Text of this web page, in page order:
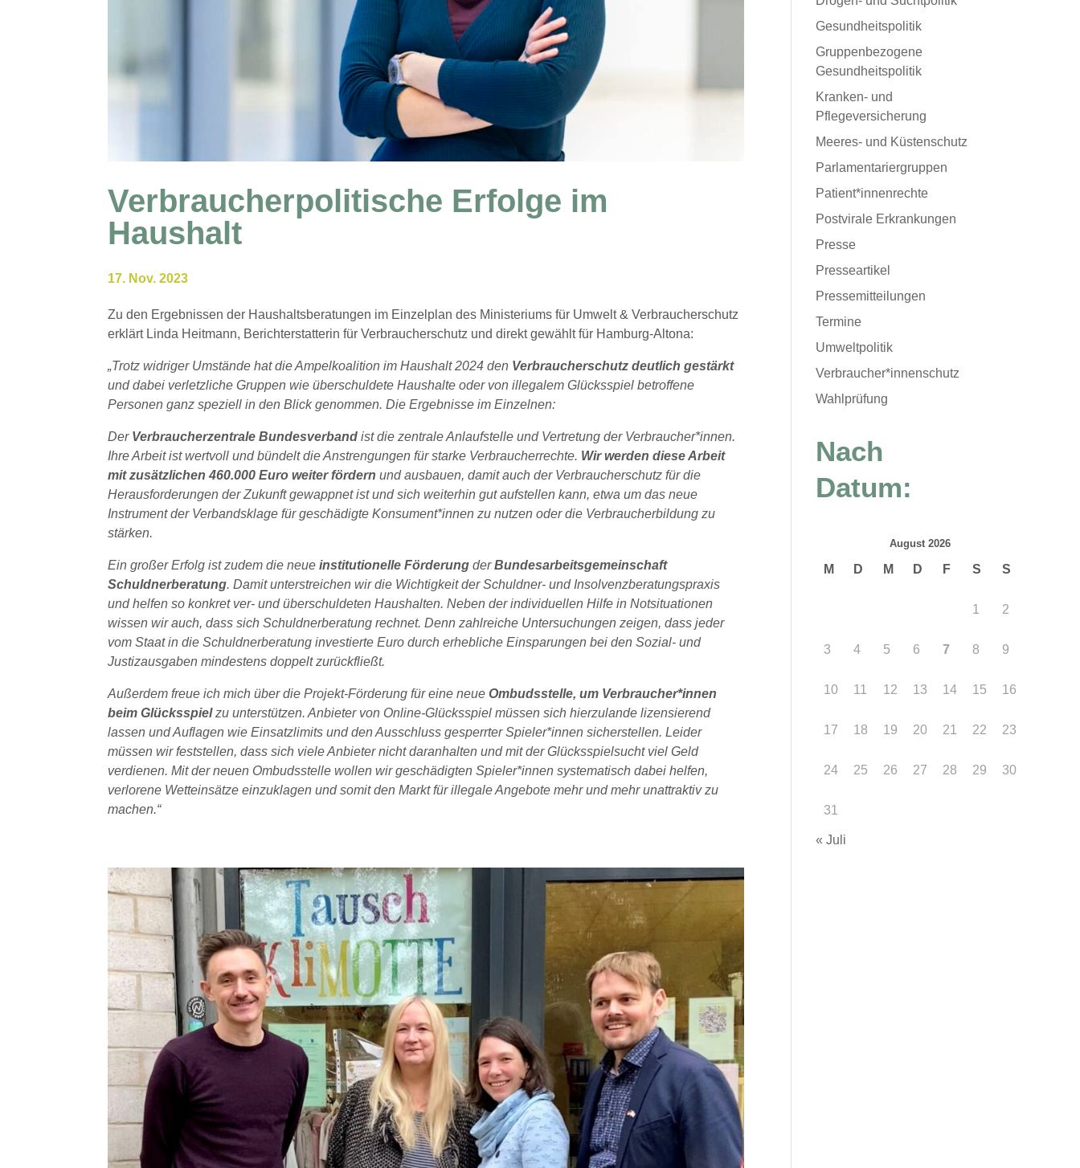
Verbraucherpolitische Erfolge im
Haushalt
17. Nov. 2023
Zu den Ergebnissen der Haushaltsberatungen im Einzelplan des Ministeriums für Umwelt & Verbraucherschutz
erklärt Linda Heitmann, Berichterstatterin für Verbraucherschutz und direkt gewählt für Hamburg-Altona:
„Trotz widriger Umstände hat die Ampelkoalition im Haushalt 2024 den Verbraucherschutz deutlich gestärkt
und dabei verletzliche Gruppen wie überschuldete Haushalte oder von illegalem Glücksspiel betroffene
Personen ganz speziell in den Blick genommen. Die Ergebnisse im Einzelnen:
Der Verbraucherzentrale Bundesverbandist die zentrale Anlaufstelle und Vertretung der Verbraucher*innen.
Ihre Arbeit ist wertvoll und bündelt die Anstrengungen für starke Verbraucherrechte. Wir werden diese Arbeit
mit zusätzlichen 460.000 Euro weiter fördern und ausbauen, damit auch der Verbraucherschutz für die
Herausforderungen der Zukunft gewappnet ist und sich weiterhin gut aufstellen kann, etwa um das neue
Instrument der Verbandsklage für geschädigte Konsument*innen zu nutzen oder die Verbraucherbildung zu
stärken.
Ein großer Erfolg ist zudem die neue institutionelle Förderung derBundesarbeitsgemeinschaft
Schuldnerberatung. Damit unterstreichen wir die Wichtigkeit der Schuldner- und Insolvenzberatungspraxis
und helfen so konkret ver- und überschuldeten Haushalten. Neben der individuellen Hilfe in Notsituationen
wissen wir auch, dass sich Schuldnerberatung rechnet. Denn zahlreiche Untersuchungen zeigen, dass jeder
vom Staat in die Schuldnerberatung investierte Euro durch erhebliche Einsparungen bei den Sozial- und
Justizausgaben mindestens doppelt zurückfließt.
Außerdem freue ich mich über die Projekt-Förderung für eine neueOmbudsstelle, um Verbraucher*innen
beim Glücksspielzu unterstützen. Anbieter von Online-Glücksspiel müssen sich hierzulande lizensierend
lassen und Auflagen wie Einsatzlimits und den Ausschluss gesperrter Spieler*innen sicherstellen. Leider
müssen wir feststellen, dass sich viele Anbieter nicht daranhalten und mit der Glücksspielsucht viel Geld
verdienen. Mit der neuen Ombudsstelle wollen wir geschädigten Spieler*innen systematisch dabei helfen,
verlorene Wetteinsätze einzuklagen und somit den Markt für illegale Angebote mehr und mehr unattraktiv zu
machen.“
Gesundheitspolitik
Gruppenbezogene
Gesundheitspolitik
Kranken- und
Pflegeversicherung
Meeres- und Küstenschutz
Parlamentariergruppen
Patient*innenrechte
Postvirale Erkrankungen
Presse
Presseartikel
Pressemitteilungen
Termine
Umweltpolitik
Verbraucher*innenschutz
Wahlprüfung
Nach
Datum:
August 2026
M D M D F S S
1 2
3 4 5 6 7 8 9
10 11 12 13 14 15 16
17 18 19 20 21 22 23
24 25 26 27 28 29 30
31
« Juli